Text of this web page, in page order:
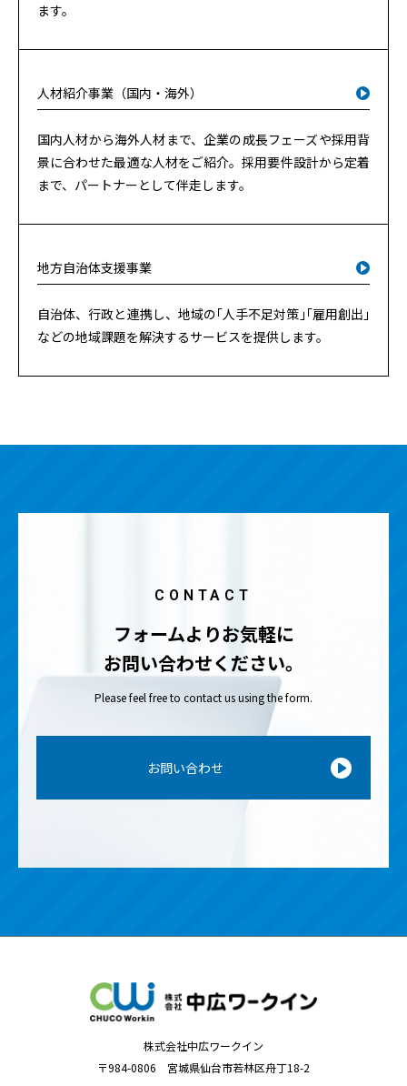
ます。
人材紹介事業（国内・海外）
国内人材から海外人材まで、企業の成長フェーズや採用背
景に合わせた最適な人材をご紹介。採用要件設計から定着
まで、パートナーとして伴走します。
地方自治体支援事業
自治体、行政と連携し、地域の｢人手不足対策｣｢雇用創出｣
などの地域課題を解決するサービスを提供します。
CONTACT
フォームよりお気軽に
お問い合わせください。
Please feel free to contact us using the form.
お問い合わせ
株式会社中広ワークイン
〒984-0806 宮城県仙台市若林区舟丁18-2